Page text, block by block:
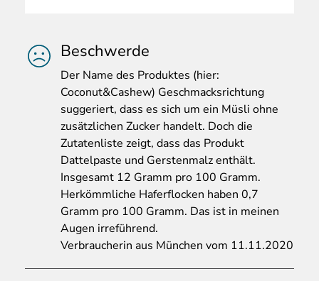
Beschwerde
Der Name des Produktes (hier:
Coconut&Cashew) Geschmacksrichtung
suggeriert, dass es sich um ein Müsli ohne
zusätzlichen Zucker handelt. Doch die
Zutatenliste zeigt, dass das Produkt
Dattelpaste und Gerstenmalz enthält.
Insgesamt 12 Gramm pro 100 Gramm.
Herkömmliche Haferflocken haben 0,7
Gramm pro 100 Gramm. Das ist in meinen
Augen irreführend.
Verbraucherin aus München vom 11.11.2020